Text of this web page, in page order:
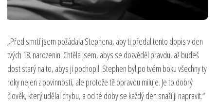
„Před smrtí jsem požádala Stephena, aby ti předal tento dopis v den
tvých 18. narozenin. Chtěla jsem, abys se dozvěděl pravdu, až budeš
dost starý na to, abys ji pochopil. Stephen byl po tvém boku všechny ty
roky nejen z povinnosti, ale protože tě opravdu miluje. Je to dobrý
člověk, který udělal chybu, a od té doby se každý den snaží ji napravit.“